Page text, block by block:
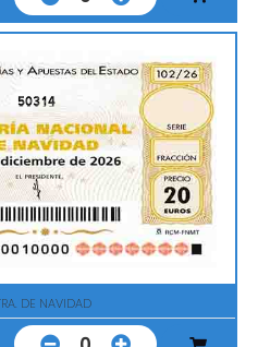
50314
DE NAVIDAD